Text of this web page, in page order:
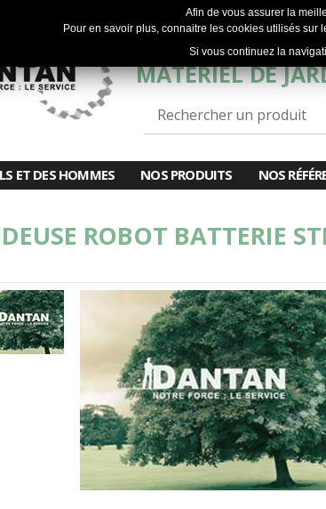
Afin de vous assurer la
Pour en savoir plus, connaitre les cookies utilisés sur
Si vous continuez la
MATÉRIEL DE
ET DES HOMMES NOS PRODUITS NOS
ROBOT BATTERIE